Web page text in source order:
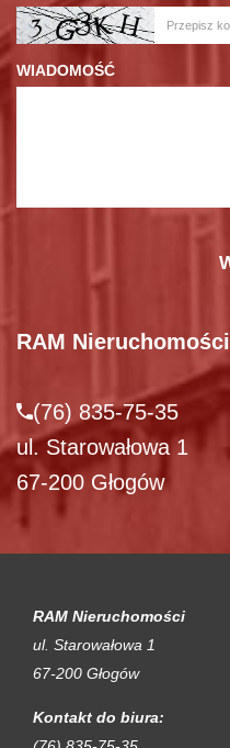
WIADOMOŚĆ
RAM Nieruchomości
(76) 835-75-35
ul. Starowałowa 1
67-200 Głogów
RAM Nieruchomości
ul. Starowałowa 1
67-200 Głogów
Kontakt do biura: